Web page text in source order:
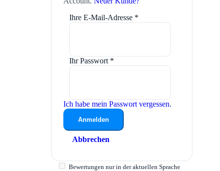
Ihre E-Mail-Adresse *
Ihr Passwort *
Ich habe mein Passwort vergessen.
Anmelden
Abbrechen
Bewertungen nur in der aktuellen Sprache